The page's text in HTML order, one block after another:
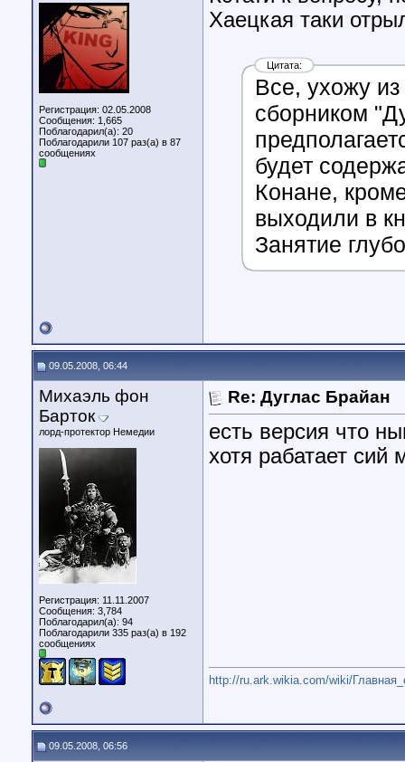
Регистрация: 02.05.2008
Сообщения: 1,665
Поблагодарил(а): 20
Поблагодарили 107 раз(а) в 87
сообщениях
Хаецкая таки
Цитата:
Все, ухожу
сборником
будет
Конане,
выходили в
Занятие
09.05.2008, 06:44
Михаэль фон
Барток
лорд-протектор Немедии
Регистрация: 11.11.2007
Сообщения: 3,784
Поблагодарил(а): 94
Поблагодарили 335 раз(а) в 192
сообщениях
Re: Дуглас Брайан
есть версия что
хотя рабатает
http://ru.ark.wikia.com/wiki/
09.05.2008, 06:56